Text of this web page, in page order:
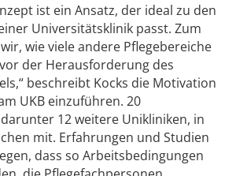
ist ein Ansatz, der ideal zu den
Universitätsklinik passt. Zum
wie viele andere Pflegebereiche
der Herausforderung des
beschreibt Kocks die Motivation
UKB einzuführen. 20
12 weitere Unikliniken, in
mit. Erfahrungen und Studien
dass so Arbeitsbedingungen